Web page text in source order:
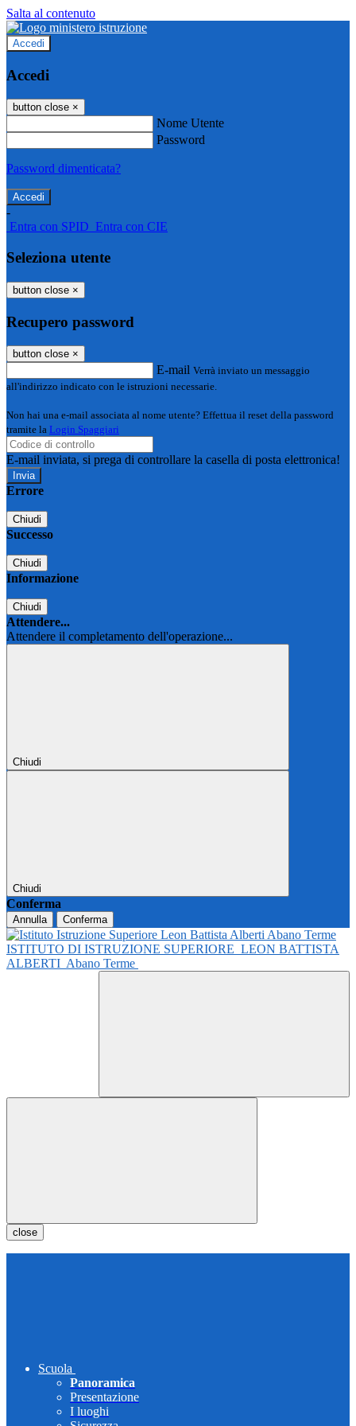
Salta al contenuto
Accedi
Accedi
button close ×
Nome Utente
Password
Password dimenticata?
-
Entra con SPID Entra con CIE
Seleziona utente
button close ×
Recupero password
button close ×
E-mail Verrà inviato un messaggio
all'indirizzo indicato con le istruzioni necessarie.
Non hai una e-mail associata al nome utente? Effettua il reset della password
tramite la Login Spaggiari
E-mail inviata, si prega di controllare la casella di posta elettronica!
Errore
Chiudi
Successo
Chiudi
Informazione
Chiudi
Attendere...
Attendere il completamento dell'operazione...
Chiudi
Chiudi
Conferma
Annulla Conferma
ISTITUTO DI ISTRUZIONE SUPERIORE LEON BATTISTA
ALBERTI Abano Terme
close
Scuola
Panoramica
Presentazione
I luoghi